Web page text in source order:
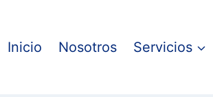
Inicio Nosotros Servicios